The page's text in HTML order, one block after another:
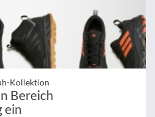
Kollektion
Bereich
ein